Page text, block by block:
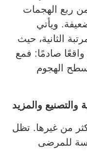
ربع الهجمات
ويأتي
الثانية، حيث
واقعًا صادمًا: فمع
سطح الهجوم
والتصنيع والمزيد
من غيرها. تظل
للمرضى